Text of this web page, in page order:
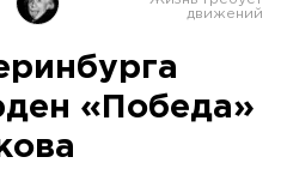
Оренбург
«Победа»